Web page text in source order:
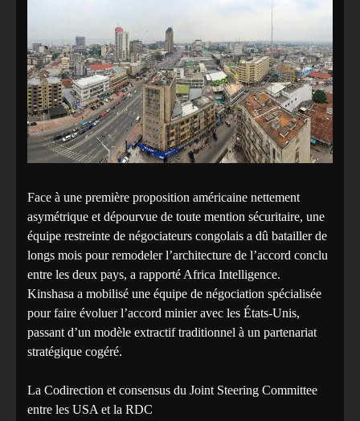
Face à une première proposition américaine nettement
asymétrique et dépourvue de toute mention sécuritaire, une
équipe restreinte de négociateurs congolais a dû batailler de
longs mois pour remodeler l’architecture de l’accord conclu
entre les deux pays, a rapporté Africa Intelligence.
Kinshasa a mobilisé une équipe de négociation spécialisée
pour faire évoluer l’accord minier avec les États-Unis,
passant d’un modèle extractif traditionnel à un partenariat
stratégique cogéré.
La Codirection et consensus du Joint Steering Committee
entre les USA et la RDC